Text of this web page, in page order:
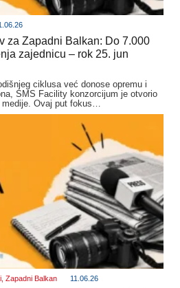
za Zapadni Balkan: Do 7.000
zajednicu – rok 25. jun
ciklusa već donose opremu i
SMS Facility konzorcijum je otvorio
Ovaj put fokus…
, Zapadni Balkan 11.06.26